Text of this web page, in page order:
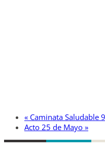
« Caminata Saludable
Acto 25 de Mayo »